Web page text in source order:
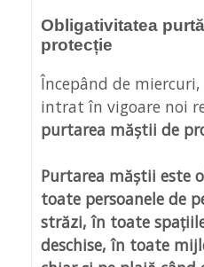
Obligativitatea
protecție
Începând de
intrat în vigoare noi
purtarea măștii de
Purtarea măștii este
toate persoanele de
străzi, în toate
deschise, în toate